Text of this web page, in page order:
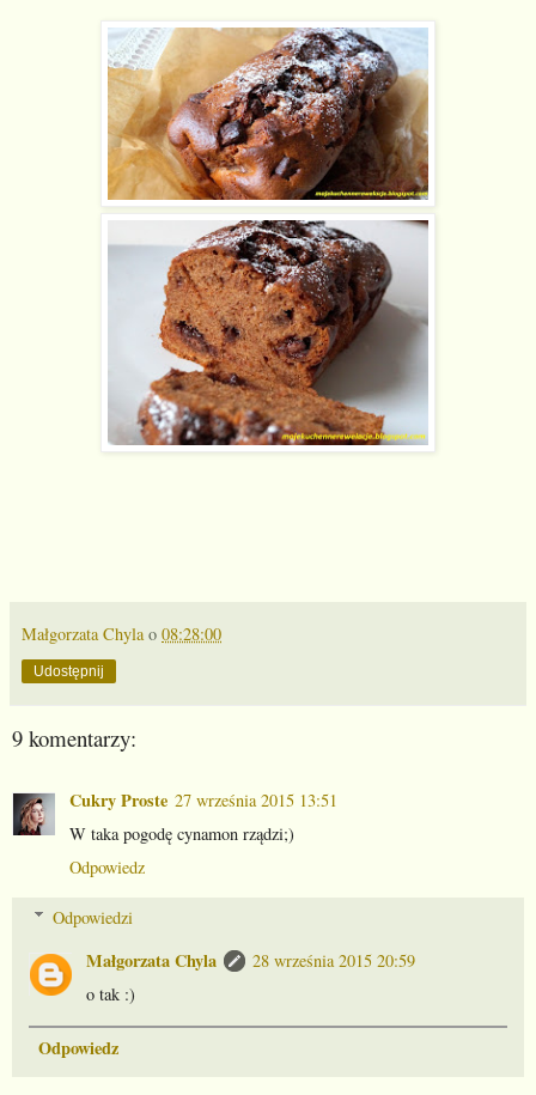
Małgorzata Chyla o 08:28:00
Udostępnij
9 komentarzy:
Cukry Proste 27 września 2015 13:51
W taka pogodę cynamon rządzi;)
Odpowiedz
Odpowiedzi
Małgorzata Chyla
28 września 2015 20:59
o tak :)
Odpowiedz